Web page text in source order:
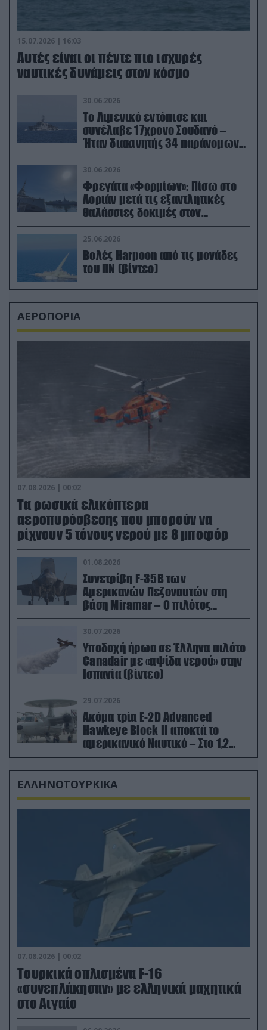
15.07.2026 | 16:03
Aυτές είναι οι πέντε πιο ισχυρές
ναυτικές δυνάμεις στον κόσμο
30.06.2026
Το Λιμενικό εντόπισε και
συνέλαβε 17χρονο Σουδανό –
Ήταν διακινητής 34 παράνομων
μεταναστών
30.06.2026
Φρεγάτα «Φορμίων»: Πίσω στο
Λοριάν μετά τις εξαντλητικές
θαλάσσιες δοκιμές στον
απαιτητικό Βισκαϊκό
25.06.2026
Βολές Harpoon από τις μονάδες
του ΠΝ (βίντεο)
ΑΕΡΟΠΟΡΙΑ
07.08.2026 | 00:02
Τα ρωσικά ελικόπτερα
αεροπυρόσβεσης που μπορούν να
ρίχνουν 5 τόνους νερού με 8 μποφόρ
01.08.2026
Συνετρίβη F-35B των
Αμερικανών Πεζοναυτών στη
βάση Miramar – Ο πιλότος
εκτινάχθηκε εγκαίρως
30.07.2026
Υποδοχή ήρωα σε Έλληνα πιλότο
Canadair με «αψίδα νερού» στην
Ισπανία (βίντεο)
29.07.2026
Ακόμα τρία E-2D Advanced
Hawkeye Block II αποκτά το
αμερικανικό Ναυτικό – Στο 1,2
δισ.δολάρια το κόστος
ΕΛΛΗΝΟΤΟΥΡΚΙΚΑ
07.08.2026 | 00:02
Τουρκικά οπλισμένα F-16
«συνεπλάκησαν» με ελληνικά μαχητικά
στο Αιγαίο